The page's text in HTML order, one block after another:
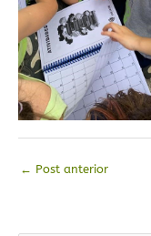
← Post anterior